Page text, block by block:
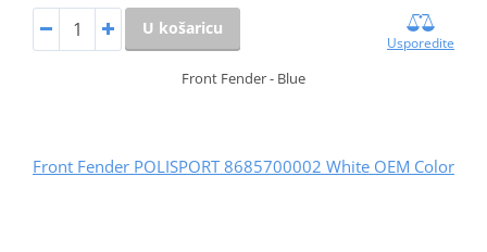
U košaricu
Usporedite
Front Fender - Blue
Front Fender POLISPORT 8685700002 White OEM Color